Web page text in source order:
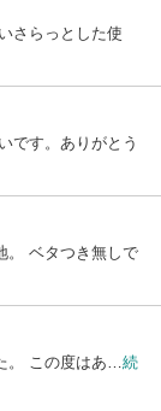
さらっとした使
です。ありがとう
。 ベタつき無しで
。 この度はあ… 続